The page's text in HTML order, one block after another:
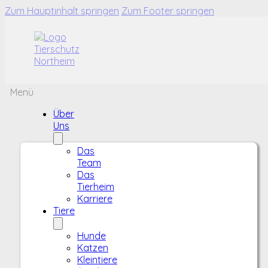
Zum Hauptinhalt springen Zum Footer springen
Menü
Über
Uns
Das
Team
Das
Tierheim
Karriere
Tiere
Hunde
Katzen
Kleintiere